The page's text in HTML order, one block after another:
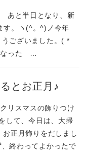
あと半日となり、新
す。ヽ(^。^)ノ今年
ございました。( *
なった …
とお正月♪
リスマスの飾りつけ
して、今日は、大掃
正月飾りをだしまし
終わってよかったで